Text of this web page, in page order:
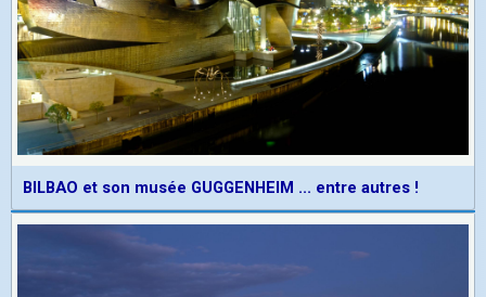
BILBAO et son musée GUGGENHEIM ... entre autres !